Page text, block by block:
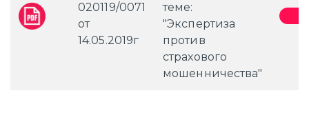
020119/0071
от
14.05.2019г
теме:
"Экспертиза
против
страхового
мошенничества"